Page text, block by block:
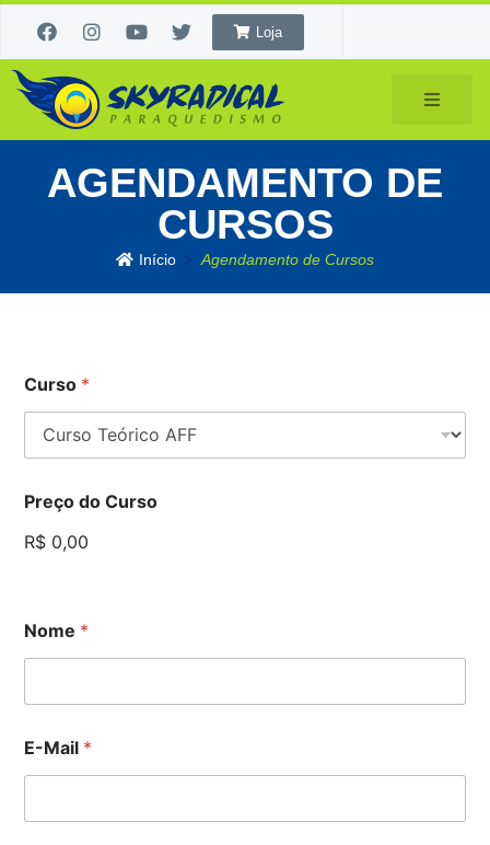
Loja
AGENDAMENTO DE
CURSOS
Início Agendamento de Cursos
Curso *
Preço do Curso
R$ 0,00
Nome *
E-Mail *